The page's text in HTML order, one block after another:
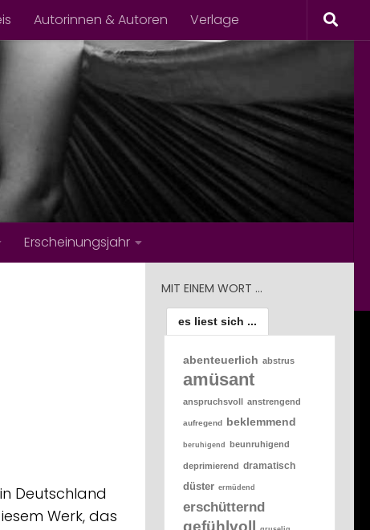
Autorinnen & Autoren Verlage
Erscheinungsjahr
Deutschland
Werk, das
MIT EINEM WORT …
es liest sich ...
abenteuerlich abstrus
amüsant
anspruchsvoll anstrengend
aufregend beklemmend
beruhigend beunruhigend
deprimierend dramatisch
düster ermüdend
erschütternd
gefühlvoll